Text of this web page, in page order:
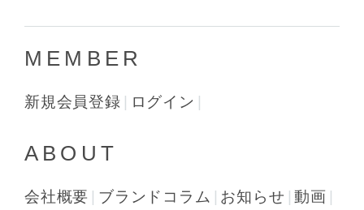
MEMBER
新規会員登録 ログイン
ABOUT
会社概要 ブランドコラム お知らせ 動画